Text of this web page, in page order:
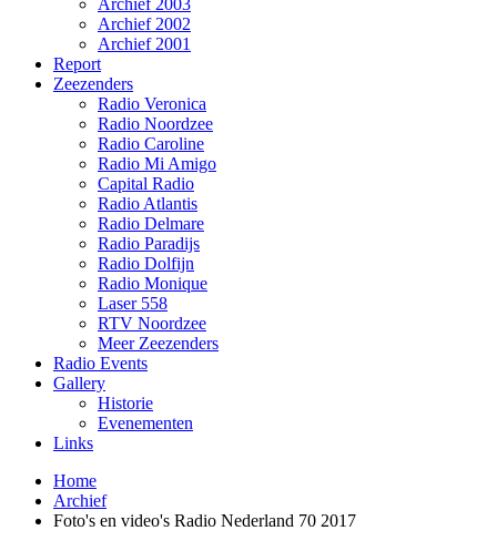
Archief 2003
Archief 2002
Archief 2001
Report
Zeezenders
Radio Veronica
Radio Noordzee
Radio Caroline
Radio Mi Amigo
Capital Radio
Radio Atlantis
Radio Delmare
Radio Paradijs
Radio Dolfijn
Radio Monique
Laser 558
RTV Noordzee
Meer Zeezenders
Radio Events
Gallery
Historie
Evenementen
Links
Home
Archief
Foto's en video's Radio Nederland 70 2017